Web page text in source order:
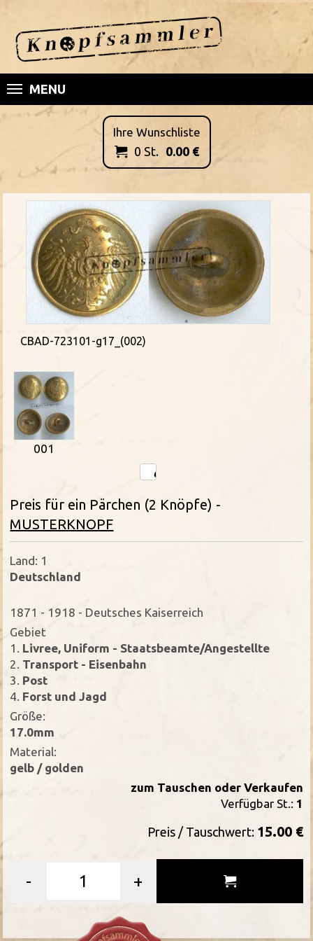
MENU
Ihre Wunschliste
 0 St. 0.00€
CBAD-723101-g17_(002)
001
Preis für ein Pärchen (2 Knöpfe) -
MUSTERKNOPF
Land: 1
Deutschland
1871 - 1918 - Deutsches Kaiserreich
Gebiet
1. Livree, Uniform - Staatsbeamte/Angestellte
2. Transport - Eisenbahn
3. Post
4. Forst und Jagd
Größe:
17.0mm
Material:
gelb / golden
zum Tauschen oder Verkaufen
Verfügbar St.: 1
Preis / Tauschwert: 15.00 €
- +